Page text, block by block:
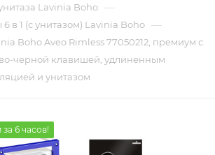
Lavinia Boho —
в 1 (с унитазом) Lavinia Boho —
Boho Aveo Rimless 77050212, премиум с
черной клавишей, удлиненным
и унитазом
6 часов!